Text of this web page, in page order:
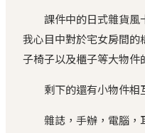
課件中的日式雜貨風
我心目中對於宅女房間
子椅子以及櫃子等大物件
剩下的還有小物件相
雜誌，手辦，電腦，